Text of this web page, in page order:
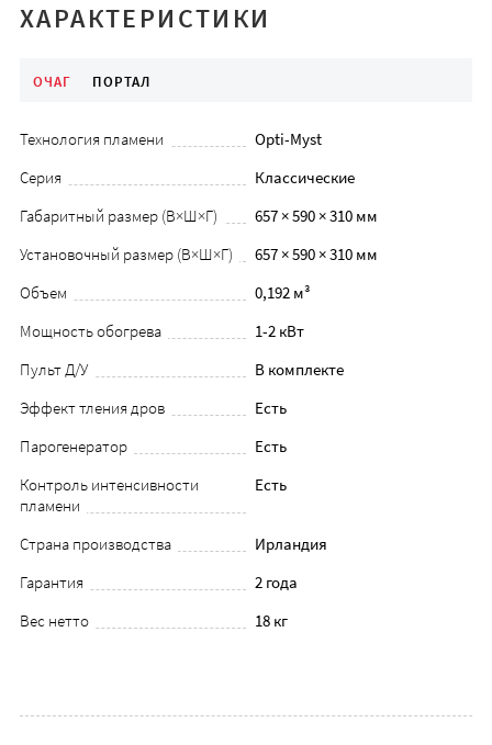
ХАРАКТЕРИСТИКИ
ОЧАГ ПОРТАЛ
Технология пламени
Opti-Myst
Серия
Классические
Габаритный размер (В×Ш×Г)
657 × 590 × 310 мм
Установочный размер (В×Ш×Г)
657 × 590 × 310 мм
Объем
0,192 м³
Мощность обогрева
1-2 кВт
Пульт Д/У
В комплекте
Эффект тления дров
Есть
Парогенератор
Есть
Контроль интенсивности
пламени
Есть
Страна производства
Ирландия
Гарантия
2 года
Вес нетто
18 кг